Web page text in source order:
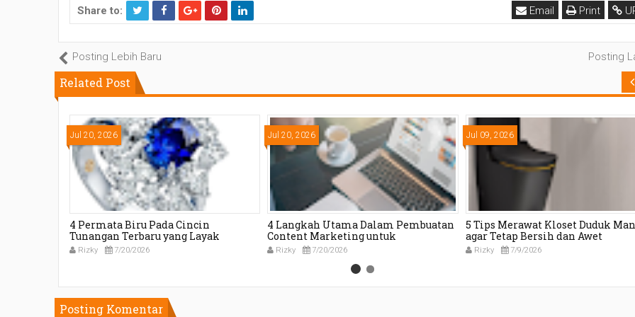
Share to:
T
wi
tt
Fa
c
ok
Print
Email
Posting Lebih Baru Posting
Related Post
Jul 20, 2026
4 Permata Biru Pada Cincin
Tunangan Terbaru yang Layak
Dipertimbangkan
Rizky 7/20/2026
Jul 20, 2026
4 Langkah Utama Dalam Pembuatan
Content Marketing untuk
Mendukung Pertumbuhan Bisnis
Rizky 7/20/2026
Jul 09, 2026
5 Tips Merawat Kloset Duduk
agar Tetap Bersih dan Awet
Rizky 7/9/2026
Posting Komentar